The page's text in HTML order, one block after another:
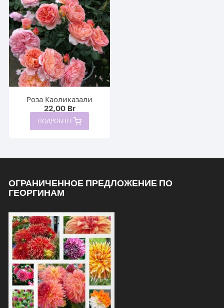
Роза Каоликазали
22,00 Br
ПОДРОБНЕЕ
ОГРАНИЧЕННОЕ ПРЕДЛОЖЕНИЕ ПО
ГЕОРГИНАМ